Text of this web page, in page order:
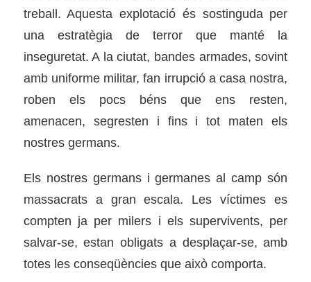
treball. Aquesta explotació és sostinguda per
una estratègia de terror que manté la
inseguretat. A la ciutat, bandes armades, sovint
amb uniforme militar, fan irrupció a casa nostra,
roben els pocs béns que ens resten,
amenacen, segresten i fins i tot maten els
nostres germans.
Els nostres germans i germanes al camp són
massacrats a gran escala. Les víctimes es
compten ja per milers i els supervivents, per
salvar-se, estan obligats a desplaçar-se, amb
totes les conseqüències que això comporta.